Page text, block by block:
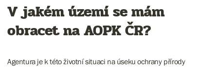
V jakém území se mám
obracet na AOPK ČR?
Agentura je k této životní situaci na úseku ochrany přírody